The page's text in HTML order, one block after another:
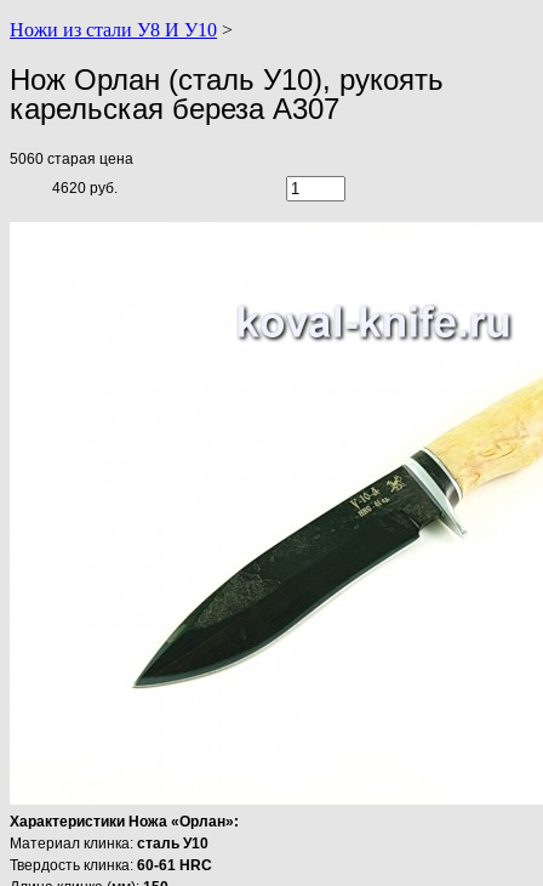
Ножи из стали У8 И У10 >
Нож Орлан (сталь У10), рукоять
карельская береза A307
5060 старая цена
4620 руб.
Характеристики Ножа «Орлан»:
Материал клинка: сталь У10
Твердость клинка: 60-61 HRC